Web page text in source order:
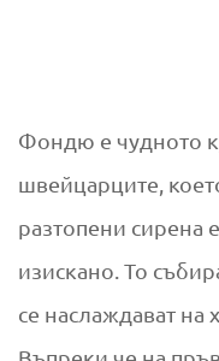
В
и
д
Фондю е чудното
швейцарците,
разтопени сирена
изискано. То
се наслаждават на